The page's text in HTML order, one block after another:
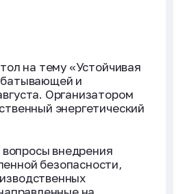
на тему «Устойчивая
и
Организатором
энергетический
вопросы внедрения
безопасности,